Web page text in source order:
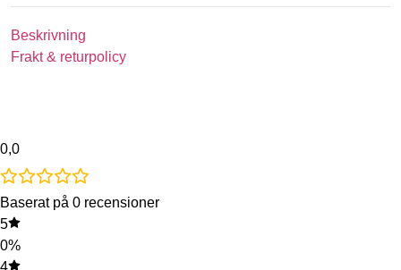
Beskrivning
Frakt & returpolicy
0,0
Baserat på 0 recensioner
5
0%